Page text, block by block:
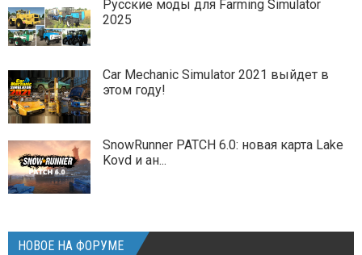
Русские моды для Farming Simulator
2025
Car Mechanic Simulator 2021 выйдет в
этом году!
SnowRunner PATCH 6.0: новая карта Lake
Kovd и ан...
НОВОЕ НА ФОРУМЕ